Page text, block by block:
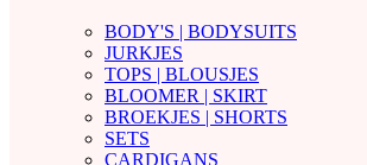
BODY'S | BODYSUITS
JURKJES
TOPS | BLOUSJES
BLOOMER | SKIRT
BROEKJES | SHORTS
SETS
CARDIGANS